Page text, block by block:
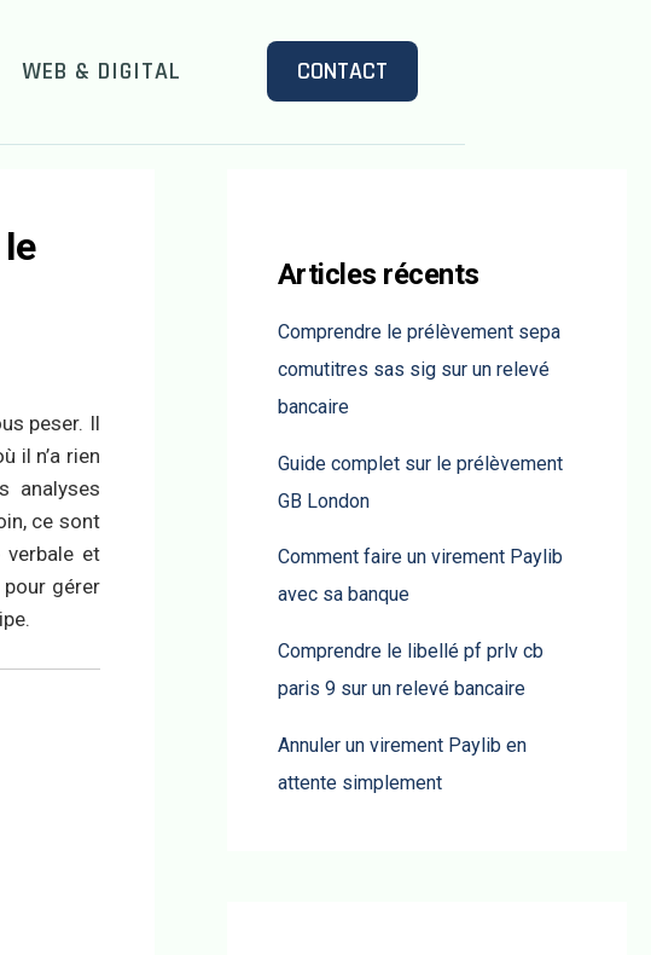
WEB & DIGITAL CONTACT
peser. Il
il n’a rien
analyses
ce sont
et
gérer
Articles récents
Comprendre le prélèvement sepa
comutitres sas sig sur un relevé
bancaire
Guide complet sur le prélèvement
GB London
Comment faire un virement Paylib
avec sa banque
Comprendre le libellé pf prlv cb
paris 9 sur un relevé bancaire
Annuler un virement Paylib en
attente simplement